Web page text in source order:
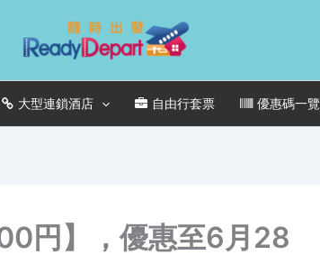
大型連鎖酒店 自由行套票 優惠碼一覽
円】，優惠至6月28